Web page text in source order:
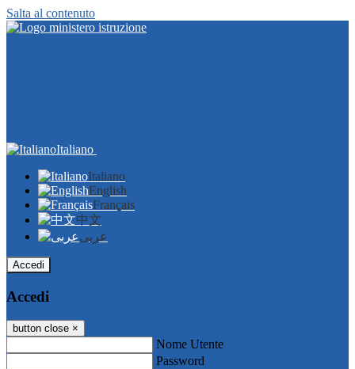
Salta al contenuto
Italiano
Italiano
English
Français
中文
عربى
Accedi
Accedi
button close ×
Nome Utente
Password